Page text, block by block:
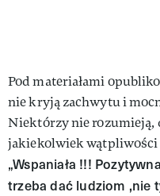
Pod materiałami
nie kryją zachwytu i
Niektórzy nie rozumieją,
jakiekolwiek wątpliwości
„Wspaniała !!!
trzeba dać ludziom ,nie